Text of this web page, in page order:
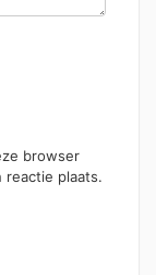
browser
plaats.